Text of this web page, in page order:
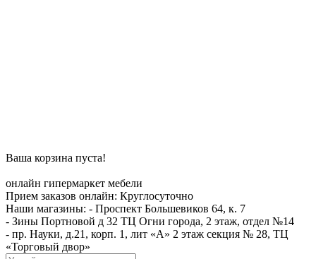
Ваша корзина пуста!
онлайн гипермаркет мебели
Прием заказов онлайн: Круглосуточно
Наши магазины: - Проспект Большевиков 64, к. 7
- Зины Портновой д 32 ТЦ Огни города, 2 этаж, отдел №14
- пр. Науки, д.21, корп. 1, лит «А» 2 этаж секция № 28, ТЦ
«Торговый двор»